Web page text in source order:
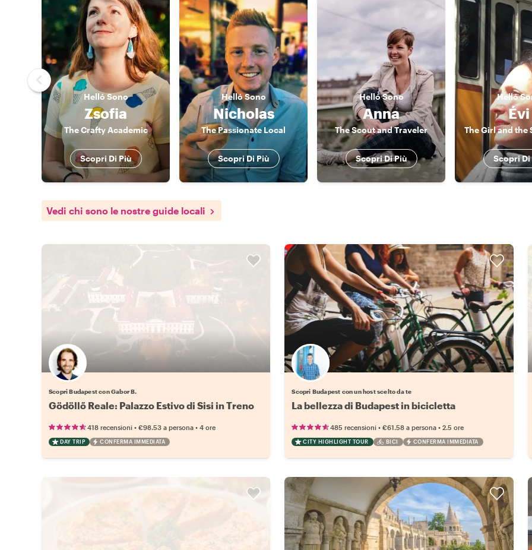
HellóSono
Zsofia
The Crafty Academic
Scopri Di Più
HellóSono
Nicholas
The Passionate Local
Scopri Di Più
HellóSono
Anna
The Scout and Traveler
Scopri Di Più
Helló
Évi
Scopri Di
Vedi chi sono le nostre guide locali
Scopri Budapest con Gabor B.
Gödöllő Reale: Palazzo Estivo di Sisi in Treno
418 recensioni • €98.53 a persona • 4 ore
DAY TRIP CONFERMA IMMEDIATA
Scegli il tuo local preferito
Scopri Budapest con un host scelto da te
La bellezza di Budapest in bicicletta
485 recensioni •€61.58 a persona •2.5 ore
CITY HIGHLIGHT TOUR BICI CONFERMA IMMEDIATA